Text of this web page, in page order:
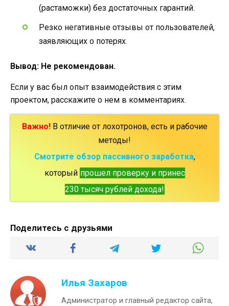
(растаможки) без достаточных гарантий.
Резко негативные отзывы от пользователей,
заявляющих о потерях.
Вывод: Не рекомендован.
Если у вас был опыт взаимодействия с этим
проектом, расскажите о нем в комментариях.
Важно!В отличие от лохотронов, есть и рабочие
методы!
Смотрите обзор пассивного заработка,
который прошел проверку и принес
230 тысяч рублей дохода!
Поделитесь с друзьями
Илья Захаров
Администратор и главный редактор сайта,